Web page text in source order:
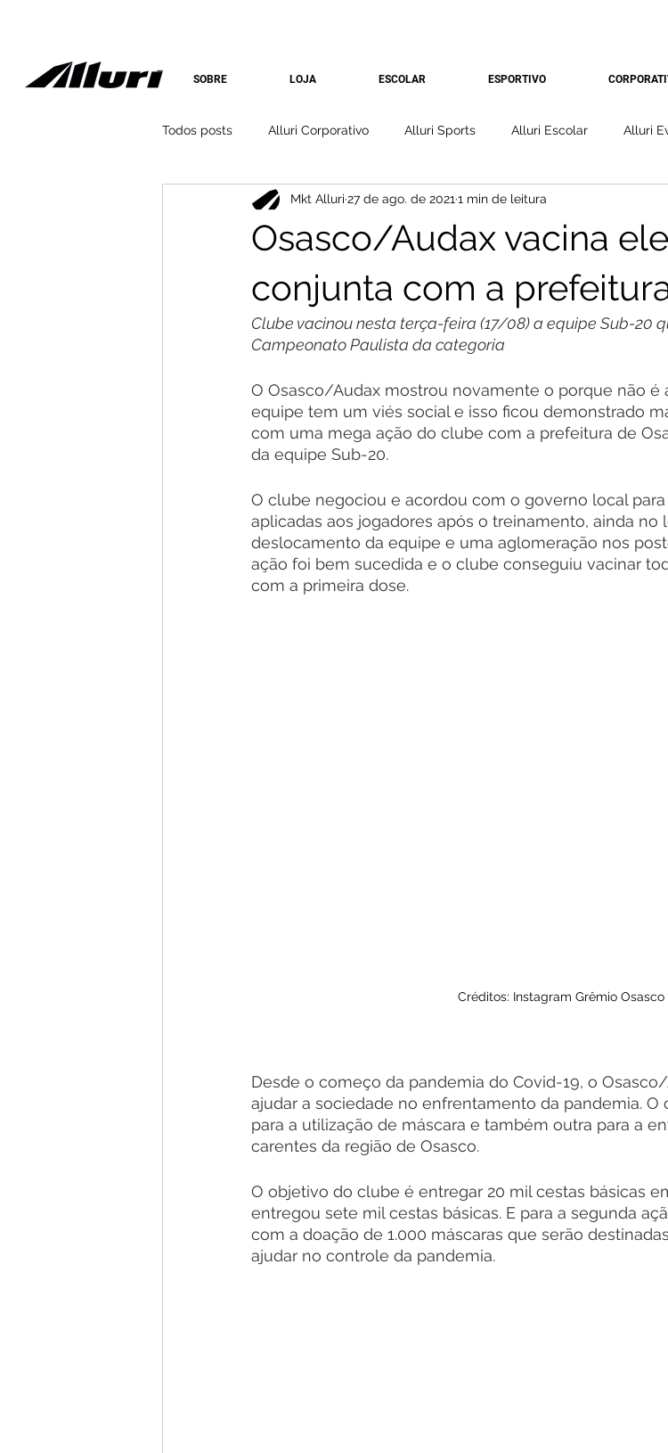
SOBRE LOJA ESCOLAR ESPORTIVO
Todos posts Alluri Corporativo Alluri Sports Alluri Escolar Alluri
Osasco/Audax vacina
conjunta com a
Mkt Alluri 27 de ago. de 2021 1 min de leitura
Clube vacinou nesta terça-feira (17/08) a equipe Sub-20
Campeonato Paulista da categoria
O Osasco/Audax mostrou novamente o porque não é
equipe tem um viés social e isso ficou demonstrado
com uma mega ação do clube com a prefeitura de
da equipe Sub-20.
O clube negociou e acordou com o governo local
aplicadas aos jogadores após o treinamento, ainda no
deslocamento da equipe e uma aglomeração nos
ação foi bem sucedida e o clube conseguiu vacinar
com a primeira dose.
Créditos: Instagram Grêmio Osasco
Desde o começo da pandemia do Covid-19, o
ajudar a sociedade no enfrentamento da pandemia. O
para a utilização de máscara e também outra para a
carentes da região de Osasco.
O objetivo do clube é entregar 20 mil cestas básicas
entregou sete mil cestas básicas. E para a segunda
com a doação de 1.000 máscaras que serão
ajudar no controle da pandemia.